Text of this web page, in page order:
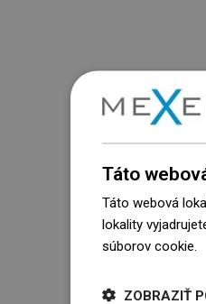
Táto
Táto webová
lokality
súborov cookie.
ZOBRAZIŤ